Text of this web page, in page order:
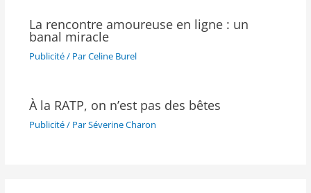
La rencontre amoureuse en ligne : un
banal miracle
Publicité/ ParCeline Burel
À la RATP, on n’est pas des bêtes
Publicité/ ParSéverine Charon